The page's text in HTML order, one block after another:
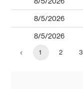
8/5/2026
8/5/2026
1 2 3